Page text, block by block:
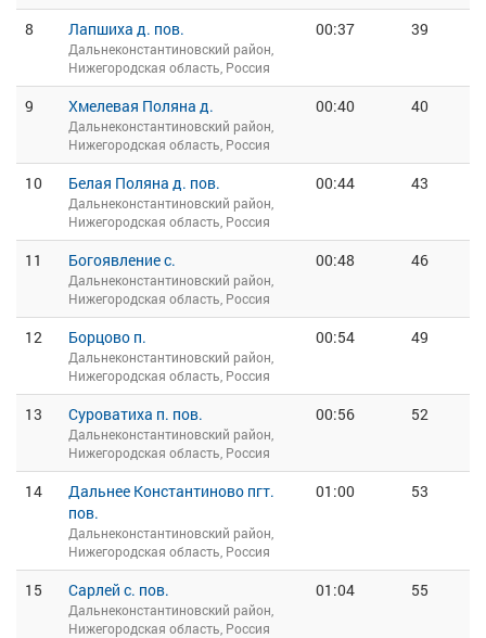
8 Лапшиха д. пов.
Дальнеконстантиновский район,
Нижегородская область, Россия
00:37 39
9 Хмелевая Поляна д.
Дальнеконстантиновский район,
Нижегородская область, Россия
00:40 40
10 Белая Поляна д. пов.
Дальнеконстантиновский район,
Нижегородская область, Россия
00:44 43
11 Богоявление с.
Дальнеконстантиновский район,
Нижегородская область, Россия
00:48 46
12 Борцово п.
Дальнеконстантиновский район,
Нижегородская область, Россия
00:54 49
13 Суроватиха п. пов.
Дальнеконстантиновский район,
Нижегородская область, Россия
00:56 52
14
Дальнее Константиново пгт.
пов.
Дальнеконстантиновский район,
Нижегородская область, Россия
01:00 53
15 Сарлей с. пов.
Дальнеконстантиновский район,
Нижегородская область, Россия
01:04 55